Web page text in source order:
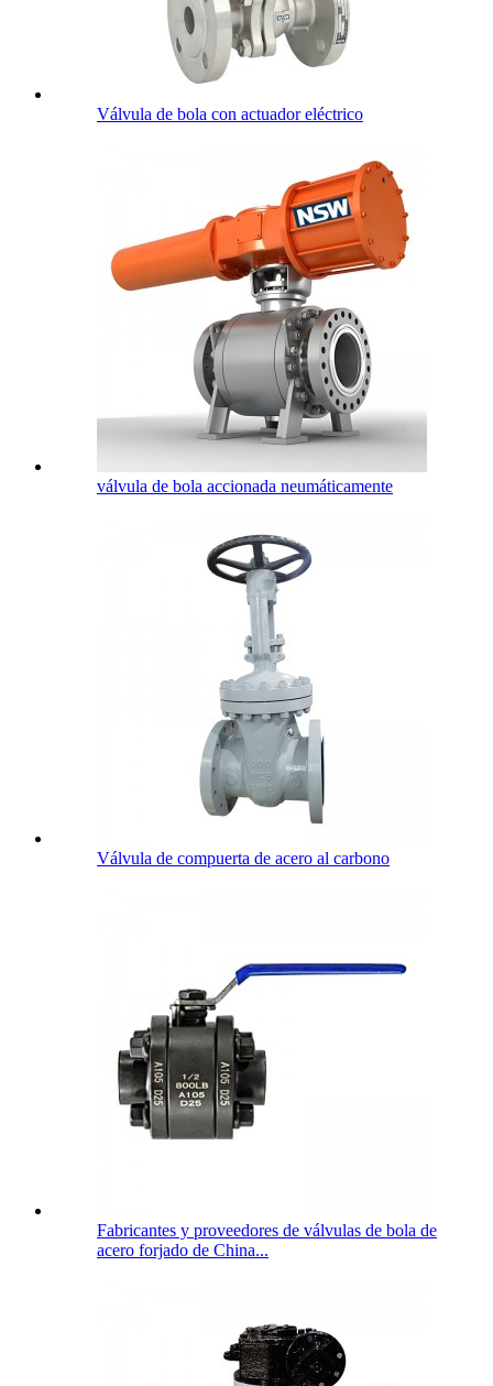
Válvula de bola con actuador eléctrico
válvula de bola accionada neumáticamente
Válvula de compuerta de acero al carbono
Fabricantes y proveedores de válvulas de bola de
acero forjado de China...